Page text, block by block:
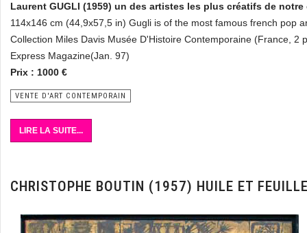
Laurent GUGLI (1959) un des artistes les plus créatifs de
114x146 cm (44,9x57,5 in) Gugli is of the most famous french pop
Collection Miles Davis Musée D'Histoire Contemporaine (France,
Express Magazine(Jan. 97)
Prix : 1000 €
VENTE D'ART CONTEMPORAIN
LIRE LA SUITE...
CHRISTOPHE BOUTIN (1957) HUILE ET